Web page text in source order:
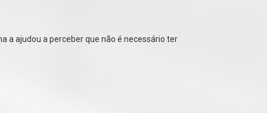
a ajudou a perceber que não é necessário ter